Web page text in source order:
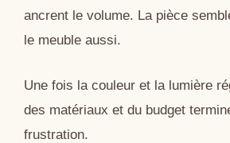
ancrent le volume. La pièce
le meuble aussi.
Une fois la couleur et la lumière
des matériaux et du budget
frustration.